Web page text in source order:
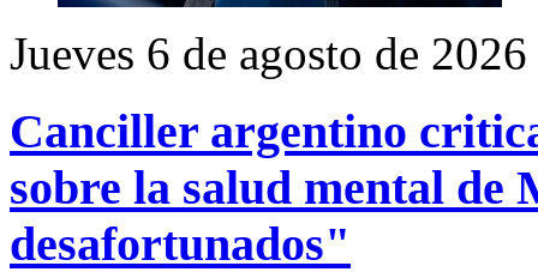
Jueves 6 de agosto de 2026
Canciller argentino
sobre la salud mental
desafortunados"